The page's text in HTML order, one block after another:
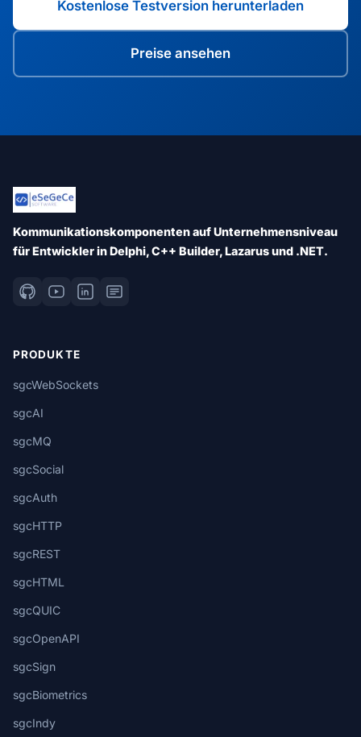
Kostenlose Testversion herunterladen
Preise ansehen
Kommunikationskomponenten auf Unternehmensniveau
für Entwickler in Delphi, C++ Builder, Lazarus und .NET.
PRODUKTE
sgcWebSockets
sgcAI
sgcMQ
sgcSocial
sgcAuth
sgcHTTP
sgcREST
sgcHTML
sgcQUIC
sgcOpenAPI
sgcSign
sgcBiometrics
sgcIndy